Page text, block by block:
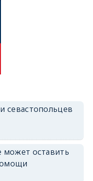
севастопольцев
может оставить